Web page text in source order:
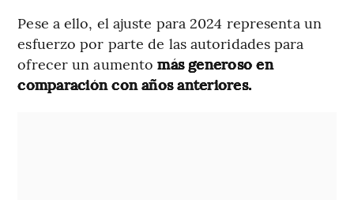
Pese a ello, el ajuste para 2024 representa un
esfuerzo por parte de las autoridades para
ofrecer un aumentomás generoso en
comparación con años anteriores.